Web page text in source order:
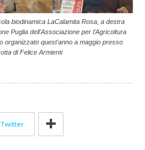
biodinamica LaCalamita Rosa, a destra
Puglia dell'Associazione per l'Agricoltura
organizzato quest'anno a maggio presso
di Felice Armienti
Twitter